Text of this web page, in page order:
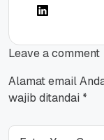
Leave a comment
Alamat email
wajib ditandai *